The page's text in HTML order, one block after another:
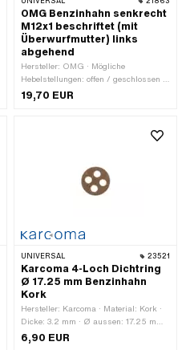
OMG Benzinhahn senkrecht
M12x1 beschriftet (mit
Überwurfmutter) links
abgehend
Hersteller: OMG · Mögliche
Hebelstellungen: offen / geschlossen /
Reserve · Material Hebel: Kunststoff ·
Gewindeart: MF12x1 (Feingewinde) ·
Befestigungsart: Überwurfmutter · Ø
Benzinschlauchanschluss: 6 mm ·
Auslassrichtung: links ·
Reserverohrform: gerade · Höhe
Reservestand: 50 mm
19,70 EUR
UNIVERSAL 23521
Karcoma 4-Loch Dichtring
Ø 17.25 mm Benzinhahn
Kork
Hersteller: Karcoma · Material: Kork ·
Dicke: 3.2 mm · Ø aussen: 17.25 mm ·
Ø innen: 4.3 mm
6,90 EUR